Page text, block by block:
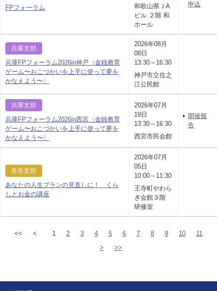
FPフォーラム
和歌山県ＪA
ビル ２階 和
ホール
申込
兵庫支部
兵庫FPフォーラム2026in神戸〈金銭教育
ゲーム〜おこづかいを上手に使って夢を
かなえよう〜〉
2026年08月
08日
13:30～16:30
神戸市立住之
江公民館
兵庫支部
兵庫FPフォーラム2026in西宮〈金銭教育
ゲーム〜おこづかいを上手に使って夢を
かなえよう〜〉
2026年07月
19日
13:30～16:30
西宮市民会館
開催報
告
奈良支部
あなたの人生プランの見直しに！ くら
しとお金の講座
2026年07月
05日
10:00～11:30
王寺町やわら
ぎ会館３階
研修室
<< < 1 2 3 4 5 6 7 8 9 10
11
>
>>